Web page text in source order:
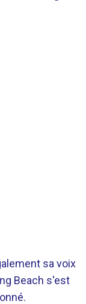
sa voix
Beach s'est